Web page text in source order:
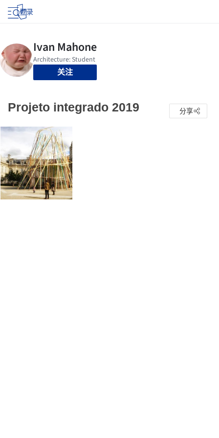
登录
关注
Projeto integrado 2019 分享